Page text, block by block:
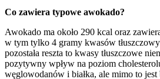
Co zawiera typowe awokado?
Awokado ma około 290 kcal oraz
w tym tylko 4 gramy kwasów
pozostała reszta to kwasy tłuszczowe
pozytywny wpływ na poziom
węglowodanów i białka, ale mimo to jest